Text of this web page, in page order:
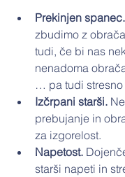
Prekinjen spanec.
zbudimo z
tudi, če bi nas
nenadoma
… pa tudi
Izčrpani starši.
prebujanje in
za izgorelost.
Napetost.
starši napeti in